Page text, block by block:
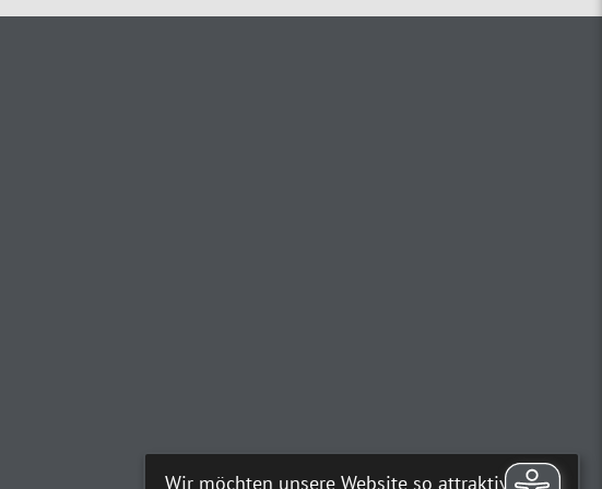
Wir möchten unsere Website so attraktiv wie